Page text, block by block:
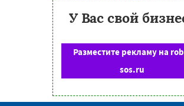
У Вас свой
Разместите рекламу на
sos.ru